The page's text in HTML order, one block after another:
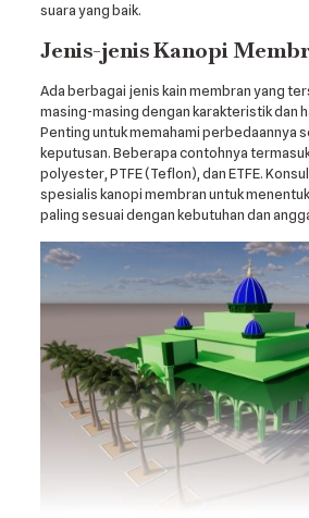
suara yang baik.
Jenis-jenis Kanopi
Ada berbagai jenis kain membran yang
masing-masing dengan karakteristik dan
Penting untuk memahami perbedaannya
keputusan. Beberapa contohnya
polyester, PTFE (Teflon), dan ETFE.
spesialis kanopi membran untuk
paling sesuai dengan kebutuhan dan